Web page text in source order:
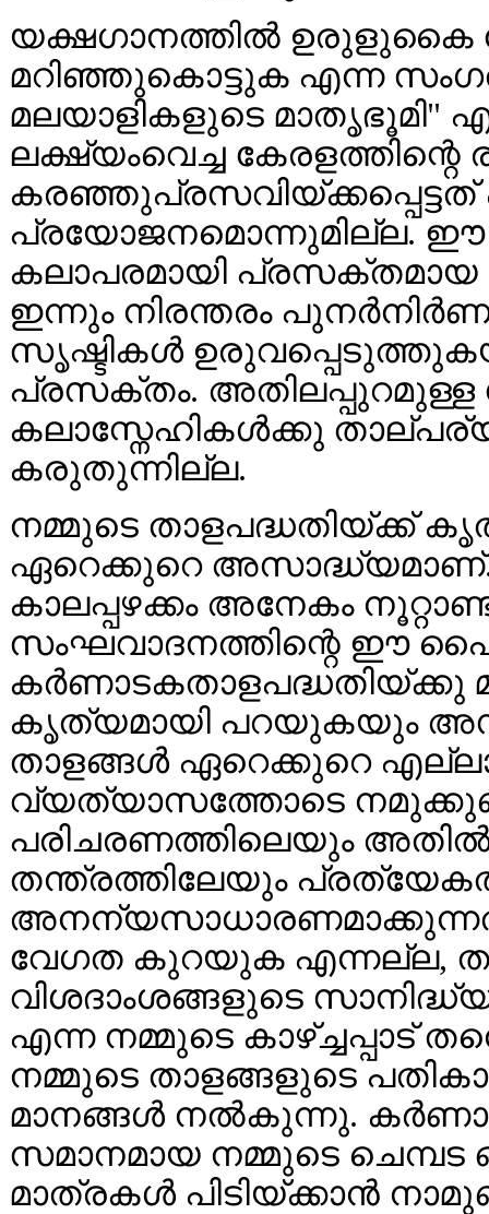
യക്ഷഗാനത്തിൽ ഉരുളുകൈ
മറിഞ്ഞുകൊട്ടുക എന്ന
മലയാളികളുടെ മാതൃഭൂമി"
ലക്ഷ്യംവെച്ച
കരഞ്ഞുപ്രസവിയ്ക്കപ്പെട്ടത്
പ്രയോജനമൊന്നുമില്ല. ഈ
കലാപരമായി പ്രസക്തമായ
ഇന്നും നിരന്തരം
സൃഷ്ടികൾ
പ്രസക്തം. അതിലപ്പുറമുള്ള
കലാസ്നേഹികൾക്കു
കരുതുന്നില്ല.
നമ്മുടെ താളപദ്ധതിയ്ക്ക്
ഏറെക്കുറെ
കാലപ്പഴക്കം അനേകം
സംഘവാദനത്തിന്റെ ഈ
കൃത്യമായി പറയുകയും
താളങ്ങൾ ഏറെക്കുറെ
വ്യത്യാസത്തോടെ
പരിചരണത്തിലെയും
തന്ത്രത്തിലേയും
വേഗത കുറയുക എന്നല്ല,
വിശദാംശങ്ങളുടെ
എന്ന നമ്മുടെ
നമ്മുടെ താളങ്ങളുടെ
മാനങ്ങൾ നൽകുന്നു.
സമാനമായ നമ്മുടെ ചെമ്പട
മാത്രകൾ പിടിയ്ക്കാൻ